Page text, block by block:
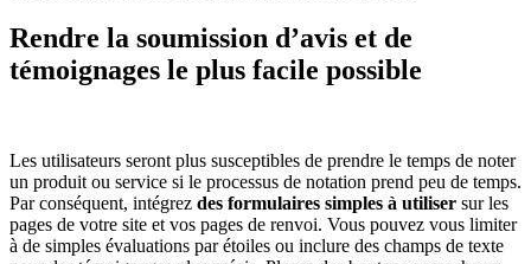
Rendre la soumission d’avis et de
témoignages le plus facile possible
Les utilisateurs seront plus susceptibles de prendre le temps de noter
un produit ou service si le processus de notation prend peu de temps.
Par conséquent, intégrez des formulaires simples à utiliser sur les
pages de votre site et vos pages de renvoi. Vous pouvez vous limiter
à de simples évaluations par étoiles ou inclure des champs de texte